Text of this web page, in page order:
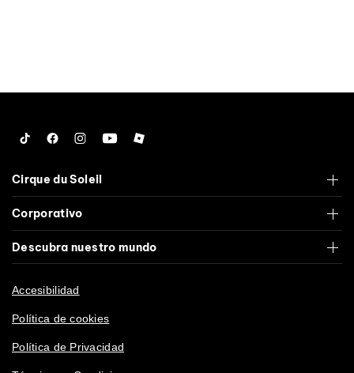
TiktokFacebook
Instagram
YouTubeRoblox
Cirque du Soleil
Corporativo
Descubra nuestro mundo
Accesibilidad
Política de cookies
Política de Privacidad